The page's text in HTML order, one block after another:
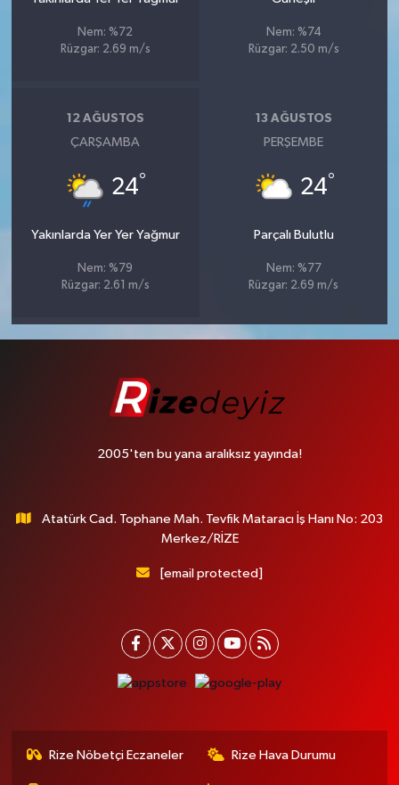
Nem: %72
Rüzgar: 2.69 m/s
Nem: %74
Rüzgar: 2.50 m/s
12 AĞUSTOS
ÇARŞAMBA
24°
Yakınlarda Yer Yer Yağmur
Nem: %79
Rüzgar: 2.61 m/s
13 AĞUSTOS
PERŞEMBE
24°
Parçalı Bulutlu
Nem: %77
Rüzgar: 2.69 m/s
2005'ten bu yana aralıksız yayında!
Atatürk Cad. Tophane Mah. Tevfik Mataracı İş Hanı No: 203
Merkez/RİZE
[email protected]
Rize Nöbetçi Eczaneler Rize Hava Durumu